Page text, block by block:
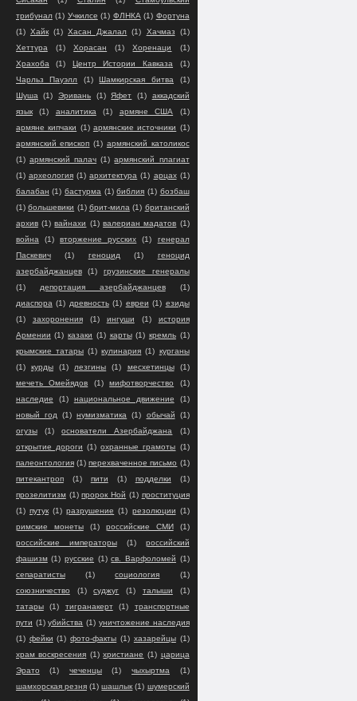
трибунал (1) Учкилсе (1) ФЛНКА (1) Фортуна
(1) Хайк (1) Хасан Джалал (1) Хачмаз (1)
Хеттура
(1) Хорасан (1) Хоренаци
(1)
Храхоба
(1) Центр Истории Кавказа
(1)
Чарльз Пауэлл
(1) Шамкирская битва
(1)
Шуша
(1) Эривань (1) Яфет (1)
аккадский
язык
(1) аналитика (1) армяне США
(1)
армяне кипчаки (1) армянские источники (1)
армянский епископ (1) армянский католикос
(1) армянский палач (1) армянский плагиат
(1) археология (1) архитектура (1) арцах (1)
балабан (1) бастурма (1) библия (1) бозбаш
(1) большевики (1) брит-мила (1) британский
архив (1) вайнахи (1) валериан мадатов (1)
война
(1) вторжение русских (1)
генерал
Паскевич
(1) геноцид (1)
геноцид
азербайджанцев
(1)
грузинские генералы
(1)
депортация азербайджанцев
(1)
диаспора (1) древность (1) евреи (1) езиды
(1)
захоронения (1) ингуши (1)
история
Армении (1) казаки (1) карты (1) кремль (1)
крымские татары (1) кулинария (1) курганы
(1)
курды (1) лезгины (1) месхетинцы
(1)
мечеть Омейядов
(1) мифотворчество
(1)
наследие
(1) национальное движение
(1)
новый год
(1) нумизматика (1) обычай
(1)
огузы
(1) основатели Азербайджана
(1)
открытие дороги (1) охранные грамоты (1)
палеонтология (1) перехваченное письмо (1)
питекантроп
(1) пити (1) подделки
(1)
прозелитизм (1) пророк Ной (1) проституция
(1) путук (1) разрушение (1) резолюции (1)
римские монеты
(1) российские СМИ
(1)
российские императоры
(1)
российский
фашизм (1) русские (1) св. Варфоломей (1)
сепаратисты
(1) социология
(1)
союзничество
(1) суджуг (1) талыши
(1)
татары
(1) тигранакерт (1)
транспортные
пути (1) убийства (1) уничтожение наследия
(1) фейки (1) фото-факты (1) хазарейцы (1)
храм воскресения (1) христиане (1) царица
Эрато
(1) чеченцы (1) чыхыртма
(1)
шамхорская резня (1) шашлык (1) шумерский